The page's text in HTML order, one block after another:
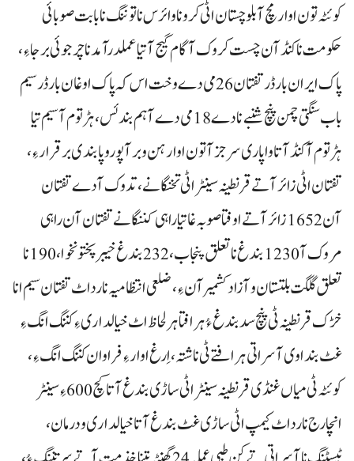
کوئٹہ تون اوار مچ آبلوچستان اٹی کروناوائرس نا توننگ نا بابت صوبائی
حکومت نا کنڈآن چست کروک آ گام گیج آتیا عملدرآمد نا چرجوئی برجاءِ ،
پاک ایران بارڈرتفتان 26می دے وخت اس کہ پاک اوغان بارڈرسیم
باب سنگتی چمن پنچ شنبے نادے 18می دے آہم بندئس ، ہڑتوم آ سیم تیا
ہڑتوم آ کنڈآتا واپاری سرجزآتون اوار ہن و بر آ پورو پابندی برقرار ءِ ،
تفتان اٹی زائر آتے قرنطینہ سینٹر اٹی تخنگانے، تدوک آدے تفتان
آن 1652زائر آتے اوفتا صوبہ غاتیا راہی کننگانے تفتان آن راہی
مروک آ 1230بندغ نا تعلق پنجاب، 232بندغ خیبر پختونخوا،190نا
تعلق گلگت بلتستان و آزاد کشمیر آن ءِ، ضلعی انتظامیہ نا رداٹ تفتان سیم انا
خڑک قرنطینہ ٹی پنچ سد بندغ ءُ ہرافتا ہرلحاظ اٹ خیالداری ءِ کننگ انگ ءِ
غٹ بنداوی آسراتی ہرافتے ٹی ناشتہ، اِرغ اوار ءِ فراوان کننگ انگ ءِ،
کوئٹہ ٹی میاں غنڈی قرنطینہ سینٹر اٹی ساڑی بندغ آتا کچ 600ءِ سینٹر
انچارج نا رداٹ کیمپ اٹی ساڑی غٹ بندغ آتا خیالداری و درمان،